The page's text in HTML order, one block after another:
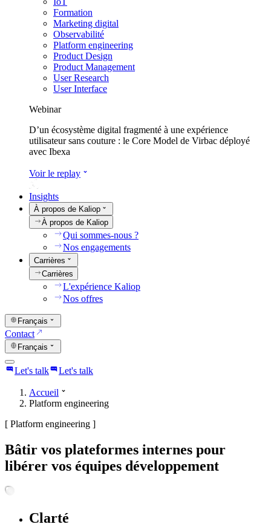
Formation
Marketing digital
Observabilité
Platform engineering
Product Design
Product Management
User Research
User Interface
Webinar
D’un écosystème digital fragmenté à une expérience
utilisateur sans couture : le Core Model de Virbac déployé
avec Ibexa
Voir le replay
Insights
À propos de Kaliop
À propos de Kaliop
Qui sommes-nous ?
Nos engagements
Carrières
Carrières
L'expérience Kaliop
Nos offres
Français
Contact
Français
Let's talk Let's talk
Accueil
Platform engineering
[ Platform engineering ]
Bâtir vos plateformes internes pour
libérer vos équipes développement
Clarté